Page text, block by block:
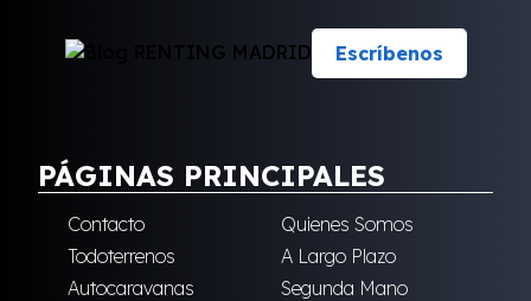
Escríbenos
PÁGINAS PRINCIPALES
Contacto
Quienes Somos
Todoterrenos
A Largo Plazo
Autocaravanas
Segunda Mano